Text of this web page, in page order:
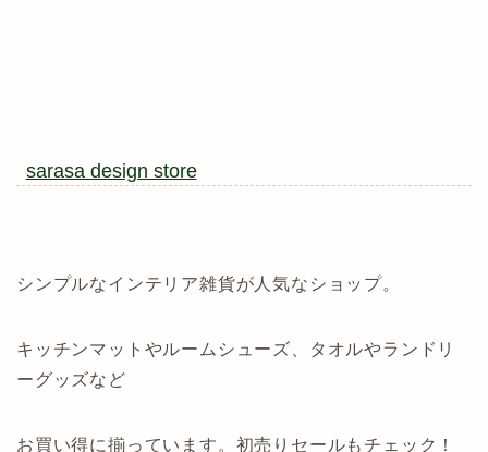
sarasa design store
シンプルなインテリア雑貨が人気なショップ。
キッチンマットやルームシューズ、タオルやランドリ
ーグッズなど
お買い得に揃っています。初売りセールもチェック！